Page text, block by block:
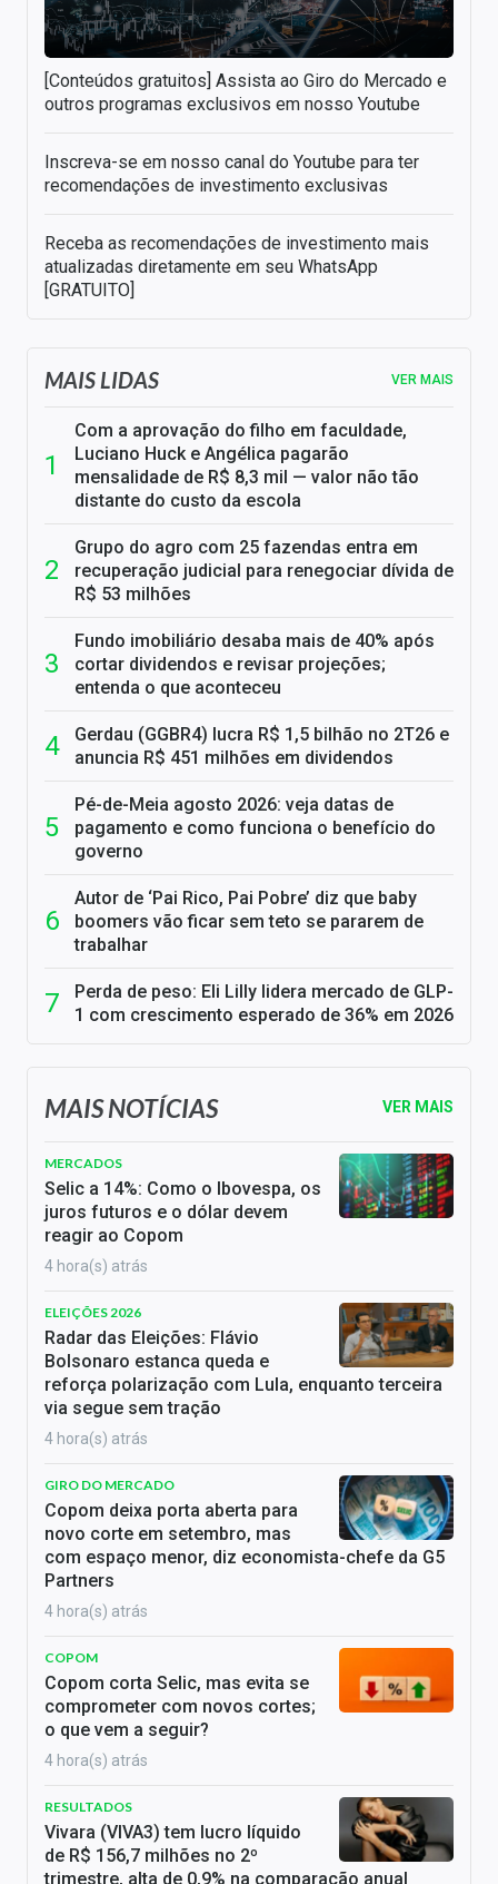
[Conteúdos gratuitos] Assista ao Giro do Mercado e
outros programas exclusivos em nosso Youtube
Inscreva-se em nosso canal do Youtube para ter
recomendações de investimento exclusivas
Receba as recomendações de investimento mais
atualizadas diretamente em seu WhatsApp
[GRATUITO]
MAIS LIDAS VER MAIS
Com a aprovação do filho em faculdade,
Luciano Huck e Angélica pagarão
mensalidade de R$ 8,3 mil — valor não tão
distante do custo da escola
Grupo do agro com 25 fazendas entra em
recuperação judicial para renegociar dívida de
R$ 53 milhões
Fundo imobiliário desaba mais de 40% após
cortar dividendos e revisar projeções;
entenda o que aconteceu
Gerdau (GGBR4) lucra R$ 1,5 bilhão no 2T26 e
anuncia R$ 451 milhões em dividendos
Pé-de-Meia agosto 2026: veja datas de
pagamento e como funciona o benefício do
governo
Autor de ‘Pai Rico, Pai Pobre’ diz que baby
boomers vão ficar sem teto se pararem de
trabalhar
Perda de peso: Eli Lilly lidera mercado de GLP-
1 com crescimento esperado de 36% em 2026
MAIS NOTÍCIAS VER MAIS
MERCADOS
Selic a 14%: Como o Ibovespa, os
juros futuros e o dólar devem
reagir ao Copom
4 hora(s) atrás
ELEIÇÕES 2026
Radar das Eleições: Flávio
Bolsonaro estanca queda e
reforça polarização com Lula, enquanto terceira
via segue sem tração
4 hora(s) atrás
GIRO DO MERCADO
Copom deixa porta aberta para
novo corte em setembro, mas
com espaço menor, diz economista-chefe da G5
Partners
4 hora(s) atrás
COPOM
Copom corta Selic, mas evita se
comprometer com novos cortes;
o que vem a seguir?
4 hora(s) atrás
RESULTADOS
Vivara (VIVA3) tem lucro líquido
de R$ 156,7 milhões no 2º
trimestre, alta de 0,9% na comparação anual